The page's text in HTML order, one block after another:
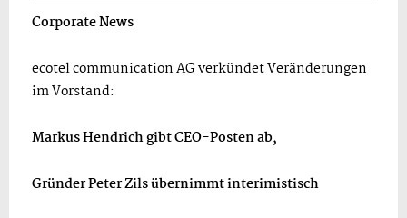
Corporate News
ecotel communication AG verkündet Veränderungen
im Vorstand:
Markus Hendrich gibt CEO-Posten ab,
Gründer Peter Zils übernimmt interimistisch